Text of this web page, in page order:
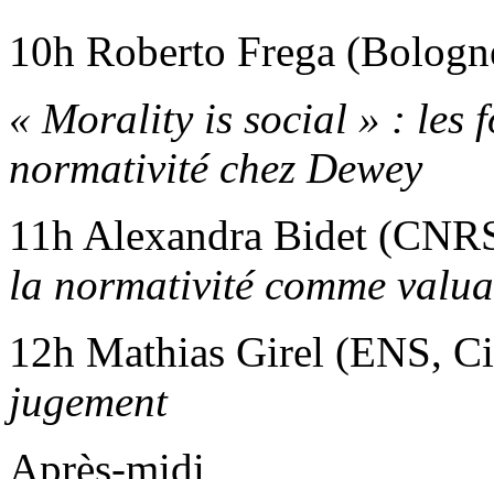
10h Roberto Frega
« Morality is social » : les
normativité chez Dewey
11h Alexandra Bidet
la normativité comme
12h Mathias Girel (ENS,
jugement
Après-midi